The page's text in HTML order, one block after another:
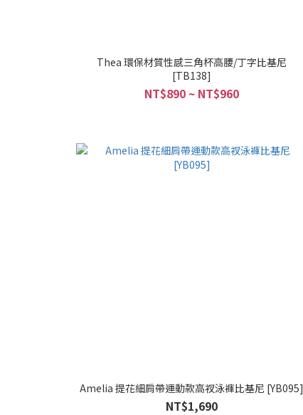
Thea 環保材質性感三角杯高腰/丁字比基尼
[TB138]
NT$890 ~ NT$960
Amelia 提花細肩帶運動款高衩泳褲比基尼 [YB095]
NT$1,690